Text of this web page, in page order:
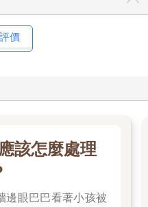
價
該怎麼處理
邊眼巴巴看著小孩被